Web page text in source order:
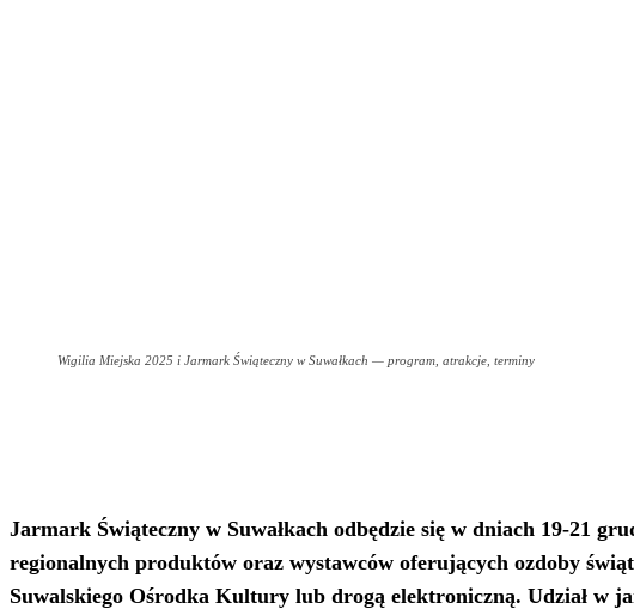
Wigilia Miejska 2025 i Jarmark Świąteczny w Suwałkach — program, atrakcje, terminy
Jarmark Świąteczny w Suwałkach odbędzie się w dniach 19-21
regionalnych produktów oraz wystawców oferujących ozdoby
Suwalskiego Ośrodka Kultury lub drogą elektroniczną. Udział w